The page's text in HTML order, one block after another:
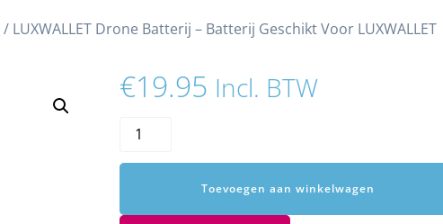
/ LUXWALLET Drone Batterij – Batterij Geschikt Voor LUXWALLET
€19.95 Incl. BTW
LUXWALLET
Batterij
Batterij
Toevoegen aan winkelwagen